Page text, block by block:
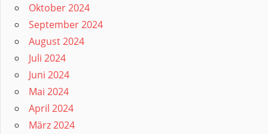
Oktober 2024
September 2024
August 2024
Juli 2024
Juni 2024
Mai 2024
April 2024
März 2024